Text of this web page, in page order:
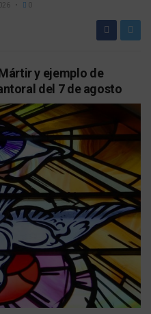
0
y ejemplo de
del 7 de agosto